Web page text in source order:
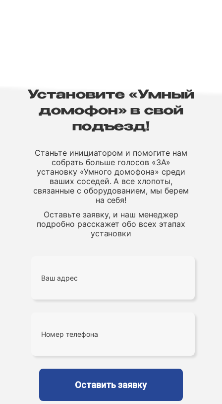
Установите «Умный
домофон» в свой
подъезд!
Станьте инициатором и помогите нам
собрать больше голосов «ЗА»
установку «Умного домофона» среди
ваших соседей. А все хлопоты,
связанные с оборудованием, мы берем
на себя!
Оставьте заявку, и наш менеджер
подробно расскажет обо всех этапах
установки